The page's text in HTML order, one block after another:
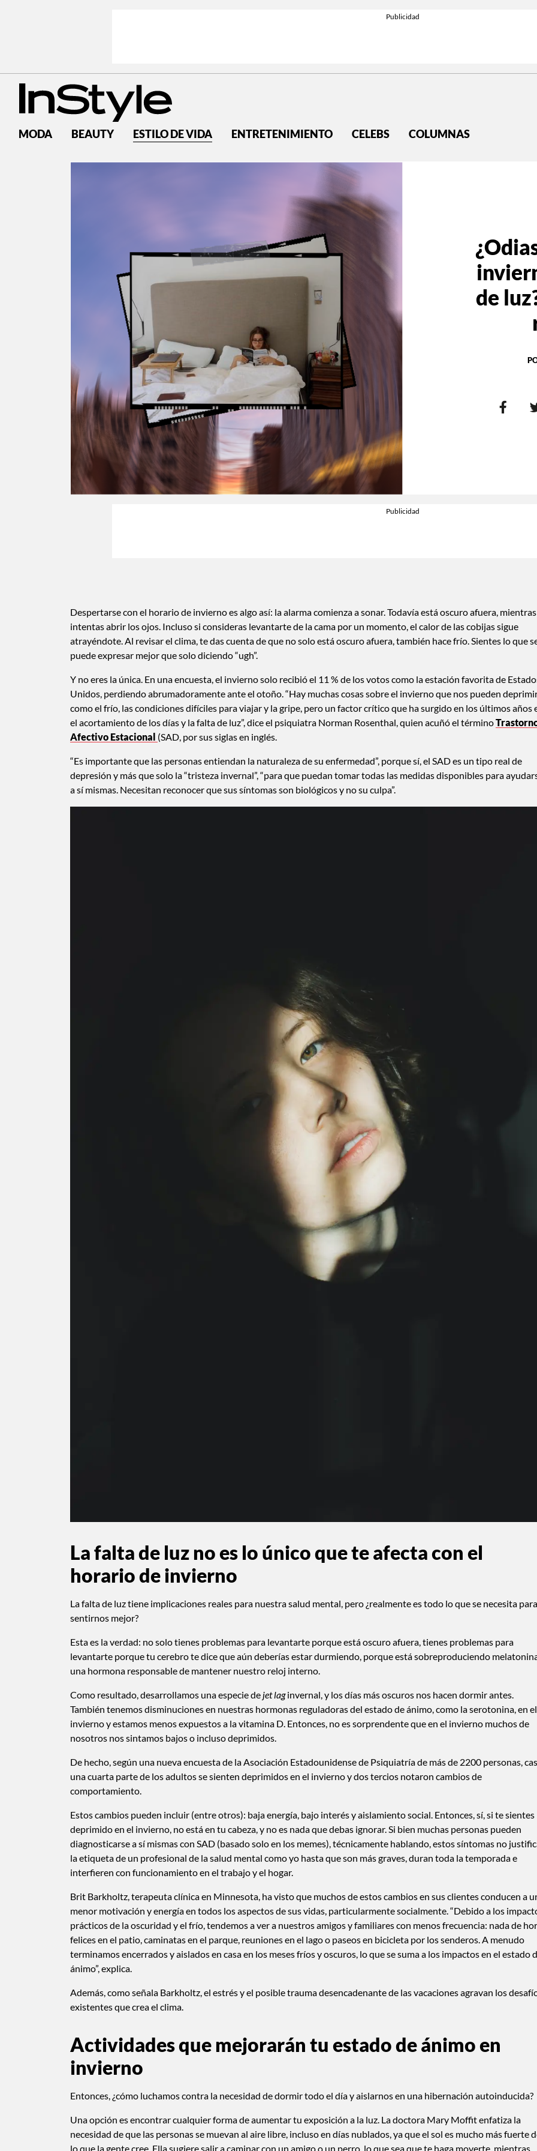
MODA BEAUTY ESTILO DE VIDA ENTRETENIMIENTO CELEBS COLUMNAS
de
Despertarse con el horario de invierno es algo así: la alarma comienza a sonar. Todavía está oscuro afuera, mientras
intentas abrir los ojos. Incluso si consideras levantarte de la cama por un momento, el calor de las cobijas sigue
atrayéndote. Al revisar el clima, te das cuenta de que no solo está oscuro afuera, también hace frío. Sientes lo que
puede expresar mejor que solo diciendo “ugh”.
Y no eres la única. En una encuesta, el invierno solo recibió el 11 % de los votos como la estación favorita de
Unidos, perdiendo abrumadoramente ante el otoño. “Hay muchas cosas sobre el invierno que nos pueden
como el frío, las condiciones difíciles para viajar y la gripe, pero un factor crítico que ha surgido en los últimos años
el acortamiento de los días y la falta de luz”, dice el psiquiatra Norman Rosenthal, quien acuñó el término
Afectivo Estacional (SAD, por sus siglas en inglés.
“Es importante que las personas entiendan la naturaleza de su enfermedad”, porque sí, el SAD es un tipo real de
depresión y más que solo la “tristeza invernal”, “para que puedan tomar todas las medidas disponibles para
a sí mismas. Necesitan reconocer que sus síntomas son biológicos y no su culpa”.
La falta de luz no es lo único que te afecta con el
horario de invierno
La falta de luz tiene implicaciones reales para nuestra salud mental, pero ¿realmente es todo lo que se necesita para
sentirnos mejor?
Esta es la verdad: no solo tienes problemas para levantarte porque está oscuro afuera, tienes problemas para
levantarte porque tu cerebro te dice que aún deberías estar durmiendo, porque está sobreproduciendo
una hormona responsable de mantener nuestro reloj interno.
Como resultado, desarrollamos una especie de jet laginvernal, y los días más oscuros nos hacen dormir antes.
También tenemos disminuciones en nuestras hormonas reguladoras del estado de ánimo, como la serotonina, en el
invierno y estamos menos expuestos a la vitamina D. Entonces, no es sorprendente que en el invierno muchos de
nosotros nos sintamos bajos o incluso deprimidos.
De hecho, según una nueva encuesta de la Asociación Estadounidense de Psiquiatría de más de 2200 personas,
una cuarta parte de los adultos se sienten deprimidos en el invierno y dos tercios notaron cambios de
comportamiento.
Estos cambios pueden incluir (entre otros): baja energía, bajo interés y aislamiento social. Entonces, sí, si te sientes
deprimido en el invierno, no está en tu cabeza, y no es nada que debas ignorar. Si bien muchas personas pueden
diagnosticarse a sí mismas con SAD (basado solo en los memes), técnicamente hablando, estos síntomas no
la etiqueta de un profesional de la salud mental como yo hasta que son más graves, duran toda la temporada e
interfieren con funcionamiento en el trabajo y el hogar.
Brit Barkholtz, terapeuta clínica en Minnesota, ha visto que muchos de estos cambios en sus clientes conducen a
menor motivación y energía en todos los aspectos de sus vidas, particularmente socialmente. “Debido a los
prácticos de la oscuridad y el frío, tendemos a ver a nuestros amigos y familiares con menos frecuencia: nada de
felices en el patio, caminatas en el parque, reuniones en el lago o paseos en bicicleta por los senderos. A menudo
terminamos encerrados y aislados en casa en los meses fríos y oscuros, lo que se suma a los impactos en el estado
ánimo”, explica.
Además, como señala Barkholtz, el estrés y el posible trauma desencadenante de las vacaciones agravan los
existentes que crea el clima.
Actividades que mejorarán tu estado de ánimo en
invierno
Entonces, ¿cómo luchamos contra la necesidad de dormir todo el día y aislarnos en una hibernación autoinducida?
Una opción es encontrar cualquier forma de aumentar tu exposición a la luz. La doctora Mary Moffit enfatiza la
necesidad de que las personas se muevan al aire libre, incluso en días nublados, ya que el sol es mucho más fuerte
lo que la gente cree. Ella sugiere salir a caminar con un amigo o un perro, lo que sea que te haga moverte, mientras